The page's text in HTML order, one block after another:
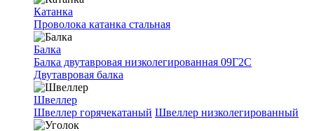
Катанка
Проволока катанка стальная
Балка
Балка двутавровая низколегированная 09Г2С
Двутавровая балка
Швеллер
Швеллер горячекатаный Швеллер низколегированный